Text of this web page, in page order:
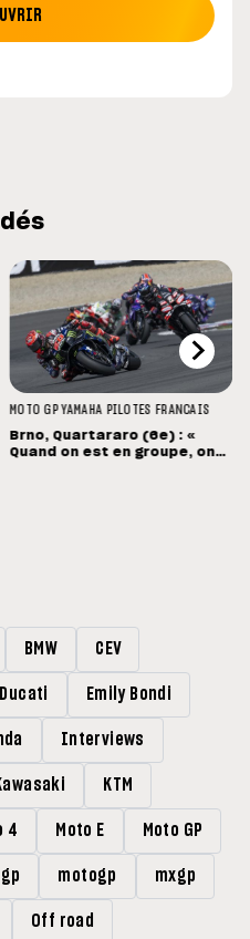
MOTO GP YAMAHA PILOTES FRANCAIS
Brno, Quartararo (6e) : «
Quand on est en groupe, on
BMW CEV
Ducati Emily Bondi
Interviews
KTM
4 Moto E Moto GP
motogp mxgp
Off road